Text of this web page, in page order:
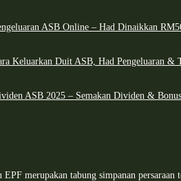
ASB Online – Had Dinaikkan
Keluarkan Duit ASB, Had Pengeluaran &
ASB 2025 – Semakan Dividen &
EPF merupakan tabung simpanan persaraan